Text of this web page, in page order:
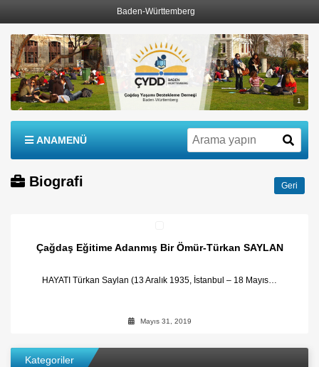
Baden-Württemberg
1
ANAMENÜ
Biografi Geri
Çağdaş Eğitime Adanmış Bir Ömür-Türkan SAYLAN
HAYATI Türkan Saylan (13 Aralık 1935, İstanbul – 18 Mayıs…
Mayıs 31, 2019
Kategoriler